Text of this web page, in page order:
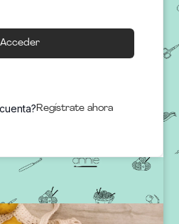
Acceder
Regístrate ahora